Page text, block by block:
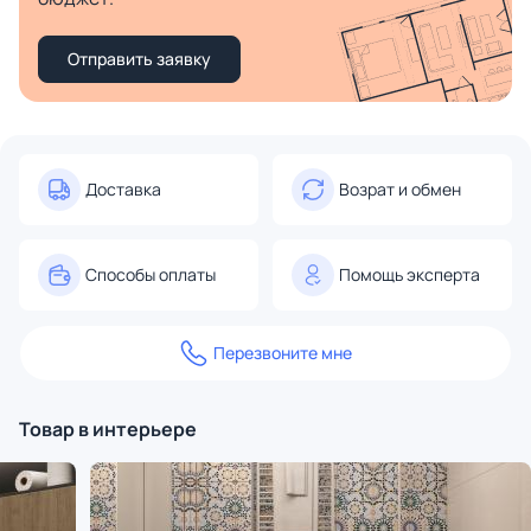
Отправить заявку
Доставка Возрат и обмен
Способы оплаты Помощь эксперта
Перезвоните мне
Товар в интерьере